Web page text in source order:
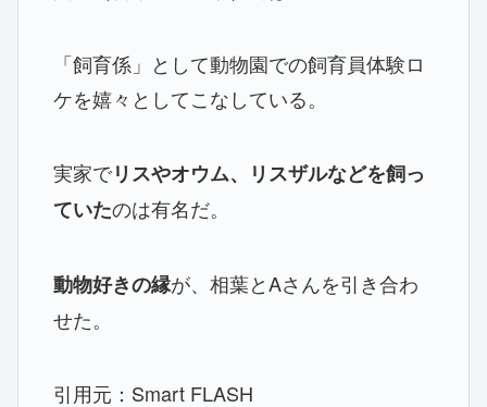
「飼育係」として動物園での飼育員体験ロ
ケを嬉々としてこなしている。
実家でリスやオウム、リスザルなどを飼っ
ていたのは有名だ。
動物好きの縁が、相葉とAさんを引き合わ
せた。
引用元：Smart FLASH